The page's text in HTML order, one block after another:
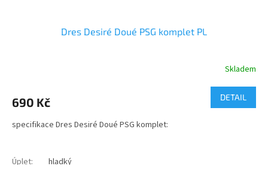
Dres Desiré Doué PSG komplet PL
je
z
Skladem
690 Kč DETAIL
specifikace Dres Desiré Doué PSG komplet:
Úplet:
hladký